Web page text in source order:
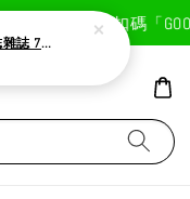
次註冊輸入折扣碼「
【預購，8月初到貨】《大誌雜誌 7月號 第 196 期》封面：布丁狗